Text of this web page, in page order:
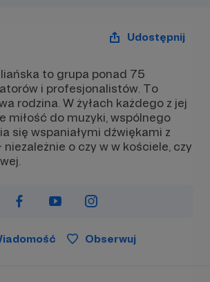
Udostępnij
to grupa ponad 75
i profesjonalistów. To
rodzina. W żyłach każdego z jej
miłość do muzyki, wspólnego
się wspaniałymi dźwiękami z
o czy w w kościele, czy
Obserwuj